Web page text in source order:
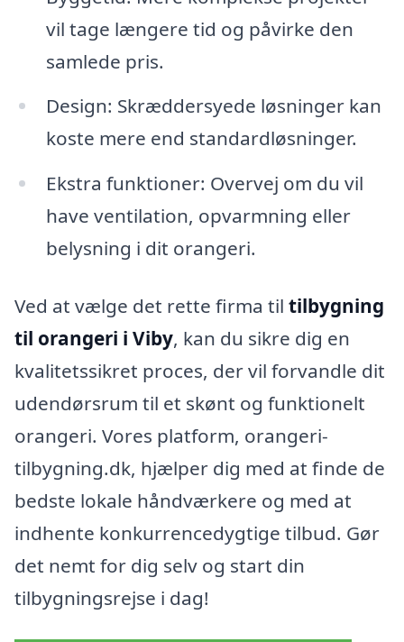
vil tage længere tid og påvirke den
samlede pris.
Design: Skræddersyede løsninger kan
koste mere end standardløsninger.
Ekstra funktioner: Overvej om du vil
have ventilation, opvarmning eller
belysning i dit orangeri.
Ved at vælge det rette firma til tilbygning
til orangeri i Viby, kan du sikre dig en
kvalitetssikret proces, der vil forvandle dit
udendørsrum til et skønt og funktionelt
orangeri. Vores platform, orangeri-
tilbygning.dk, hjælper dig med at finde de
bedste lokale håndværkere og med at
indhente konkurrencedygtige tilbud. Gør
det nemt for dig selv og start din
tilbygningsrejse i dag!